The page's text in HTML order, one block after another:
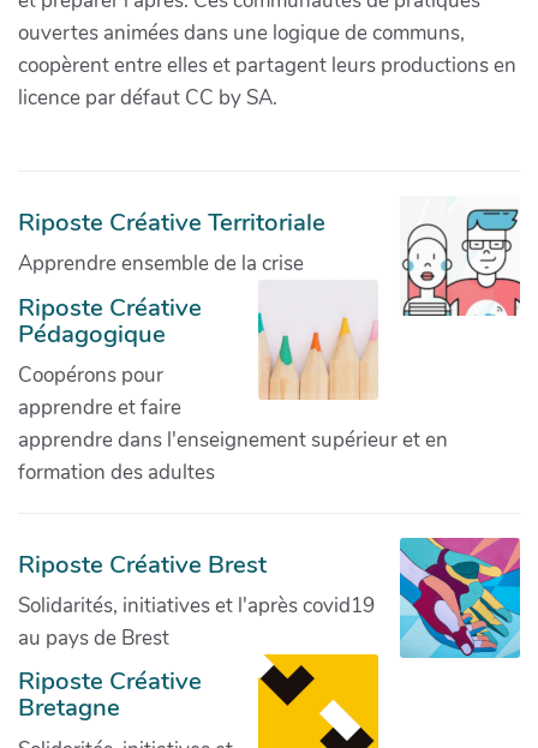
ouvertes animées dans une logique de communs,
coopèrent entre elles et partagent leurs productions en
licence par défaut CC by SA.
Riposte Créative Territoriale
Apprendre ensemble de la crise
Riposte Créative
Pédagogique
Coopérons pour
apprendre et faire
apprendre dans l'enseignement supérieur et en
formation des adultes
Riposte Créative Brest
Solidarités, initiatives et l'après covid19
au pays de Brest
Riposte Créative
Bretagne